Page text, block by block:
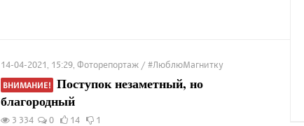
14-04-2021, 15:29, Фоторепортаж / #ЛюблюМагнитку
ВНИМАНИЕ! Поступок незаметный, но
благородный
3 334 0 14 1